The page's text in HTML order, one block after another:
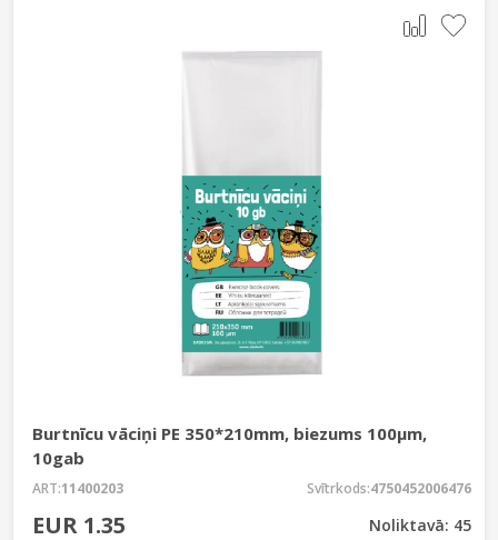
Burtnīcu vāciņi PE 350*210mm, biezums 100µm,
10gab
ART:11400203 Svītrkods:4750452006476
EUR 1.35 Noliktavā: 45